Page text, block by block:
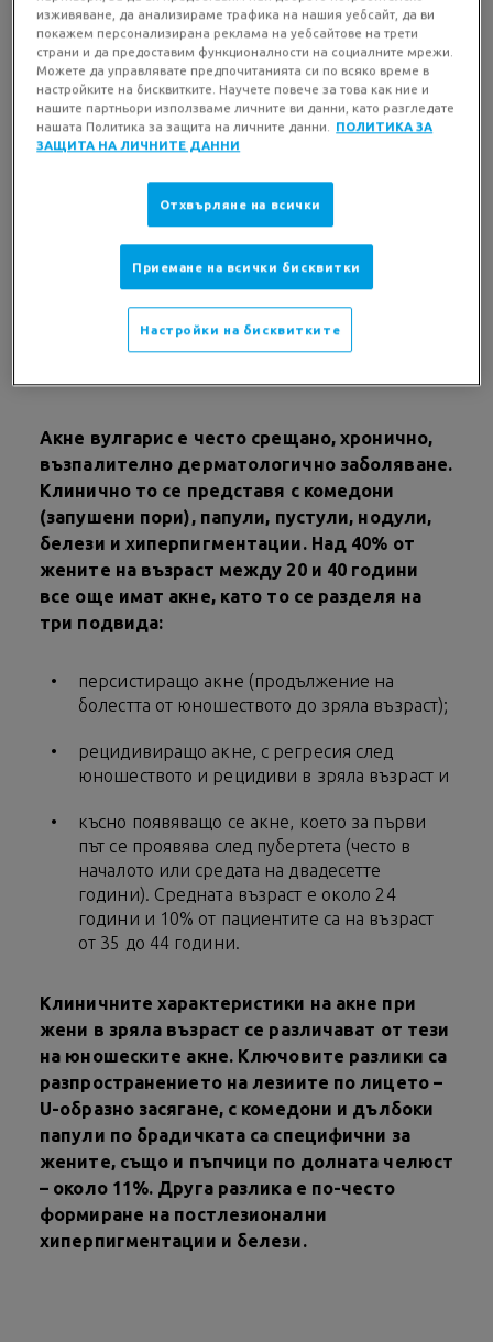
на света, което го прави осмото най-
разпространено заболяване.
Епидемиологичните проучвания показват, че
акнето е най-често при тийнейджъри, като
момчетата са по-често засегнати, особено при
по-тежки форми на заболяването. Докато при
Има ли разлика между тийнейджърското
Акне вулгарис е често срещано, хронично,
възпалително дерматологично заболяване.
Клинично то се представя с комедони
(запушени пори), папули, пустули, нодули,
белези и хиперпигментации. Над 40% от
жените на възраст между 20 и 40 години
все още имат акне, като то се разделя на
три подвида:
персистиращо акне (продължение на
болестта от юношеството до зряла възраст);
рецидивиращо акне, с регресия след
юношеството и рецидиви в зряла възраст и
късно появяващо се акне, което за първи
път се проявява след пубертета (често в
началото или средата на двадесетте
години). Средната възраст е около 24
години и 10% от пациентите са на възраст
от 35 до 44 години.
Клиничните характеристики на акне при
жени в зряла възраст се различават от тези
на юношеските акне. Ключовите разлики са
разпространението на лезиите по лицето –
U-образно засягане, с комедони и дълбоки
папули по брадичката са специфични за
жените, също и пъпчици по долната челюст
– около 11%. Друга разлика е по-често
формиране на постлезионални
хиперпигментации и белези.
изживяване, да анализираме трафика на нашия уебсайт, да ви
покажем персонализирана реклама на уебсайтове на трети
страни и да предоставим функционалности на социалните мрежи.
Можете да управлявате предпочитанията си по всяко време в
настройките на бисквитките. Научете повече за това как ние и
нашите партньори използваме личните ви данни, като разгледате
нашата Политика за защита на личните данни.
ПОЛИТИКА ЗА
ЗАЩИТА НА ЛИЧНИТЕ ДАННИ
Отхвърляне на всички
Приемане на всички бисквитки
Настройки на бисквитките